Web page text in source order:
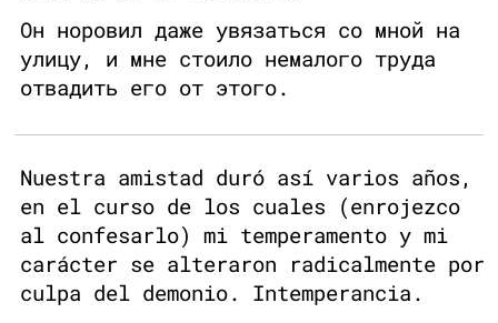
Он норовил даже увязаться со мной на
улицу, и мне стоило немалого труда
отвадить его от этого.
Nuestra amistad duró así varios años,
en el curso de los cuales (enrojezco
al confesarlo) mi temperamento y mi
carácter se alteraron radicalmente por
culpa del demonio. Intemperancia.